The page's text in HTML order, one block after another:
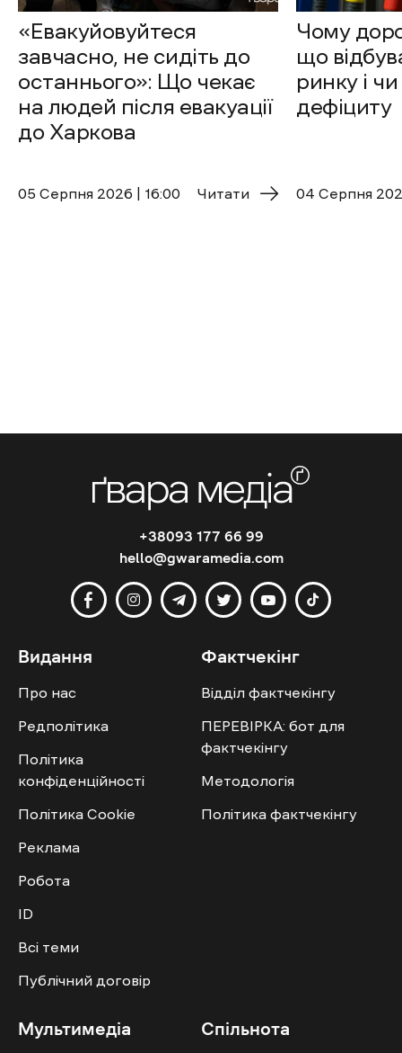
«Евакуйовуйтеся
завчасно, не сидіть до
останнього»: Що чекає
на людей після евакуації
до Харкова
05 Cерпня 2026 | 16:00 Читати
Чому
що
ринку і
дефіциту
04 Cерпня
+38093 177 66 99
hello@gwaramedia.com
Видання
Про нас
Редполітика
Політика
конфіденційності
Політика Cookie
Реклама
Робота
ID
Всі теми
Публічний договір
Фактчекінг
Відділ фактчекінгу
ПЕРЕВІРКА: бот для
фактчекінгу
Методологія
Політика фактчекінгу
Мультимедіа Спільнота